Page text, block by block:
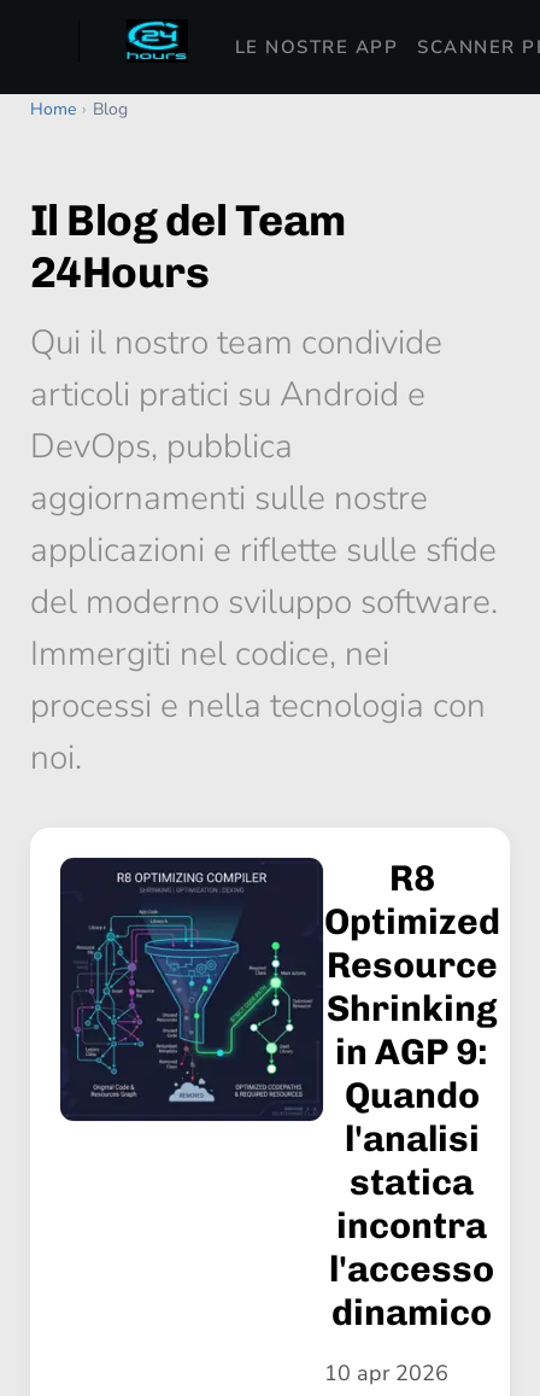
LE NOSTRE APP SCANNER
Home › Blog
Il Blog del Team
24Hours
Qui il nostro team condivide
articoli pratici su Android e
DevOps, pubblica
aggiornamenti sulle nostre
applicazioni e riflette sulle sfide
del moderno sviluppo software.
Immergiti nel codice, nei
processi e nella tecnologia con
noi.
R8
Optimized
Resource
Shrinking
in AGP 9:
Quando
l'analisi
statica
incontra
l'accesso
dinamico
10 apr 2026